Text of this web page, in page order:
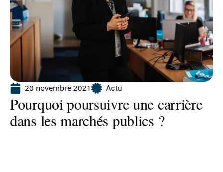
20 novembre 2021 Actu
Pourquoi poursuivre une carrière
dans les marchés publics ?